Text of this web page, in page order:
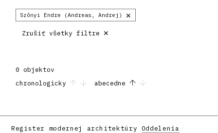
Szőnyi Endre (Andreas, Andrej) ×
Zrušiť všetky filtre ×
0 objektov
chronologicky
abecedne
Register modernej architektúry Oddelenia